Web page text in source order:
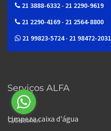
21 3888-6332- 21 2290-9619
21 2290-4169- 21 2564-8800
21 99823-5724- 21 98472-2031
Serviços ALFA
Limpeza caixa d'água